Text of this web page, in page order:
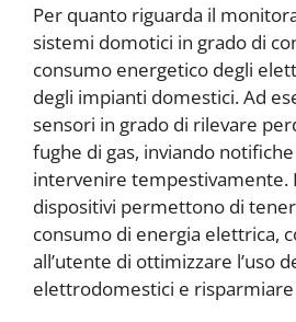
Per quanto riguarda il
sistemi domotici in grado di
consumo energetico degli
degli impianti domestici. Ad
sensori in grado di rilevare
fughe di gas, inviando
intervenire tempestivamente.
dispositivi permettono di
consumo di energia elettrica,
all’utente di ottimizzare l’uso
elettrodomestici e